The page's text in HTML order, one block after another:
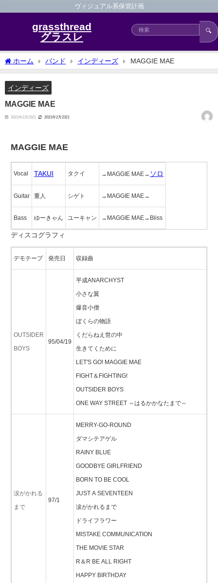
ヴィジュアル系保管計画
grassthread
グラスレ
🔍
ホーム バンド インディーズ MAGGIE MAE
インディーズ
MAGGIE MAE
2021年2月23日 2021年2月23日
MAGGIE MAE
Vocal TAKUI タクイ →MAGGIE MAE→ ソロ
Guitar 重人 シゲト →MAGGIE MAE→
Bass ゆーきゃん ユーキャン →MAGGIE MAE→Bliss
ディスコグラフィ
デモテープ 発売日 収録曲
OUTSIDER
BOYS
95/04/19
平成ANARCHYST
小さな翼
爆音小僧
ぼくらの物語
くだらねえ世の中
生きてくために
LET'S GO! MAGGIE MAE
FIGHT＆FIGHTING!
OUTSIDER BOYS
ONE WAY STREET ～はるかかなたまで～
涙がかれる
まで
97/1
MERRY-GO-ROUND
ダマシテアゲル
RAINY BLUE
GOODBYE GIRLFRIEND
BORN TO BE COOL
JUST A SEVENTEEN
涙がかれるまで
ドライフラワー
MISTAKE COMMUNICATION
THE MOVIE STAR
R＆R BE ALL RIGHT
HAPPY BIRTHDAY